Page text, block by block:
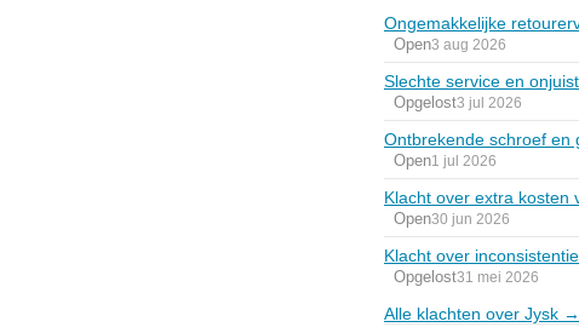
Ongemakkelijke
Open3 aug 2026
Slechte service en
Opgelost3 jul 2026
Ontbrekende schroef en
Open1 jul 2026
Klacht over extra kosten
Open30 jun 2026
Klacht over
Opgelost31 mei 2026
Alle klachten over Jysk →